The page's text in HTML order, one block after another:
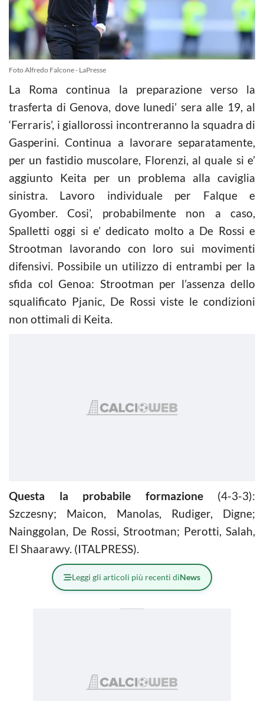
Foto Alfredo Falcone - LaPresse
La Roma continua la preparazione verso la
trasferta di Genova, dove lunedi’ sera alle 19, al
‘Ferraris’, i giallorossi incontreranno la squadra di
Gasperini. Continua a lavorare separatamente,
per un fastidio muscolare, Florenzi, al quale si e’
aggiunto Keita per un problema alla caviglia
sinistra. Lavoro individuale per Falque e
Gyomber. Cosi’, probabilmente non a caso,
Spalletti oggi si e’ dedicato molto a De Rossi e
Strootman lavorando con loro sui movimenti
difensivi. Possibile un utilizzo di entrambi per la
sfida col Genoa: Strootman per l’assenza dello
squalificato Pjanic, De Rossi viste le condizioni
non ottimali di Keita.
Questa la probabile formazione(4-3-3):
Szczesny; Maicon, Manolas, Rudiger, Digne;
Nainggolan, De Rossi, Strootman; Perotti, Salah,
El Shaarawy. (ITALPRESS).
Leggi gli articoli più recenti diNews